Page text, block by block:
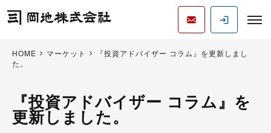
HOME マーケット
『投資アドバイザー コラム』を更新しまし
た。
『投資アドバイザー コラム』を
更新しました。